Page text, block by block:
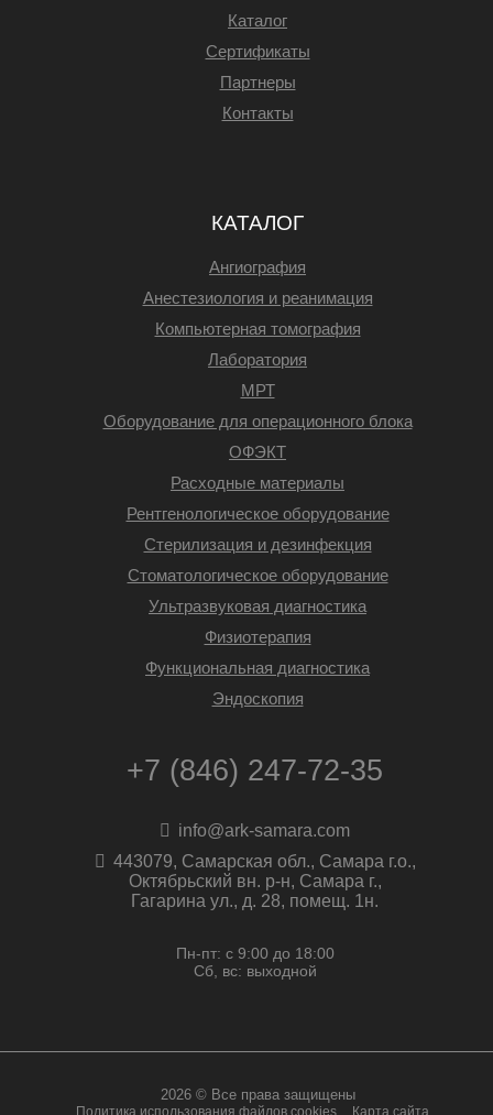
Каталог
Сертификаты
Партнеры
Контакты
КАТАЛОГ
Ангиография
Анестезиология и реанимация
Компьютерная томография
Лаборатория
МРТ
Оборудование для операционного блока
ОФЭКТ
Расходные материалы
Рентгенологическое оборудование
Стерилизация и дезинфекция
Стоматологическое оборудование
Ультразвуковая диагностика
Физиотерапия
Функциональная диагностика
Эндоскопия
+7 (846) 247-72-35
info@ark-samara.com
443079, Самарская обл., Самара г.о.,
Октябрьский вн. р-н, Самара г.,
Гагарина ул., д. 28, помещ. 1н.
Пн-пт: с 9:00 до 18:00
Сб, вс: выходной
2026 © Все права защищены
Политика использования файлов cookies Карта сайта